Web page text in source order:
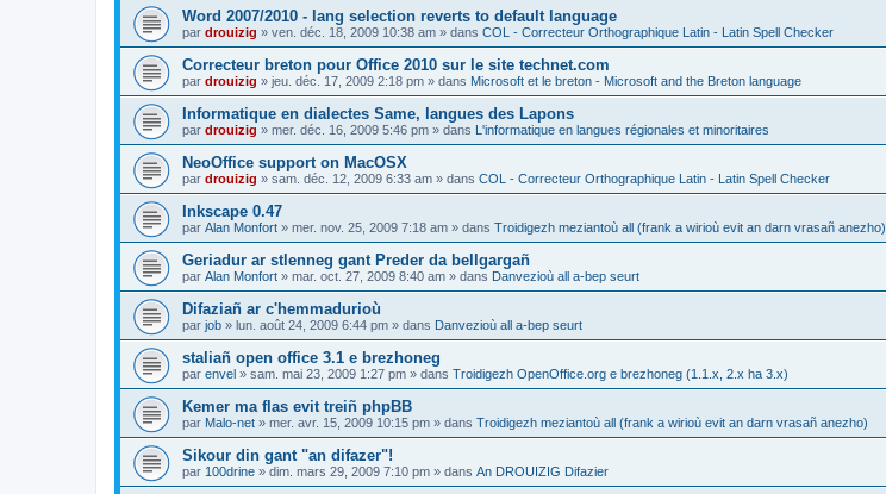
Word 2007/2010 - lang selection reverts to default language
par drouizig » ven. déc. 18, 2009 10:38 am » dans COL - Correcteur Orthographique Latin - Latin Spell Checker
Correcteur breton pour Office 2010 sur le site technet.com
par drouizig » jeu. déc. 17, 2009 2:18 pm » dans Microsoft et le breton - Microsoft and the Breton language
Informatique en dialectes Same, langues des Lapons
par drouizig » mer. déc. 16, 2009 5:46 pm » dans L'informatique en langues régionales et minoritaires
NeoOffice support on MacOSX
par drouizig » sam. déc. 12, 2009 6:33 am » dans COL - Correcteur Orthographique Latin - Latin Spell Checker
Inkscape 0.47
par Alan Monfort » mer. nov. 25, 2009 7:18 am » dans Troidigezh meziantoù all (frank a wirioù evit an darn vrasañ anezho)
Geriadur ar stlenneg gant Preder da bellgargañ
par Alan Monfort » mar. oct. 27, 2009 8:40 am » dans Danvezioù all a-bep seurt
Difaziañ ar c'hemmadurioù
par job » lun. août 24, 2009 6:44 pm » dans Danvezioù all a-bep seurt
staliañ open office 3.1 e brezhoneg
par envel » sam. mai 23, 2009 1:27 pm » dans Troidigezh OpenOffice.org e brezhoneg (1.1.x, 2.x ha 3.x)
Kemer ma flas evit treiñ phpBB
par Malo-net » mer. avr. 15, 2009 10:15 pm » dans Troidigezh meziantoù all (frank a wirioù evit an darn vrasañ anezho)
Sikour din gant "an difazer"!
par 100drine » dim. mars 29, 2009 7:10 pm » dans An DROUIZIG Difazier